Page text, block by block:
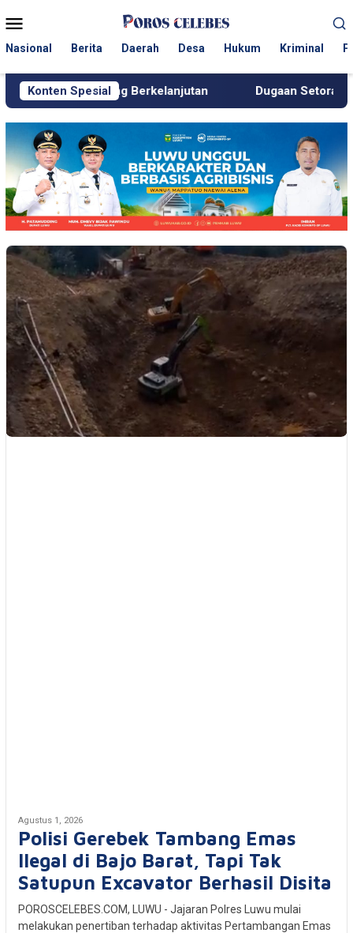
ke
Mobile
Nasional Berita Daerah Desa Hukum Kriminal
Konten Spesial
Berkelanjutan Dugaan Setoran ke Polisi, Kanit
Agustus 1, 2026
Polisi Gerebek Tambang Emas
Ilegal di Bajo Barat, Tapi Tak
Satupun Excavator Berhasil Disita
POROSCELEBES.COM, LUWU - Jajaran Polres Luwu mulai
melakukan penertiban terhadap aktivitas Pertambangan Emas